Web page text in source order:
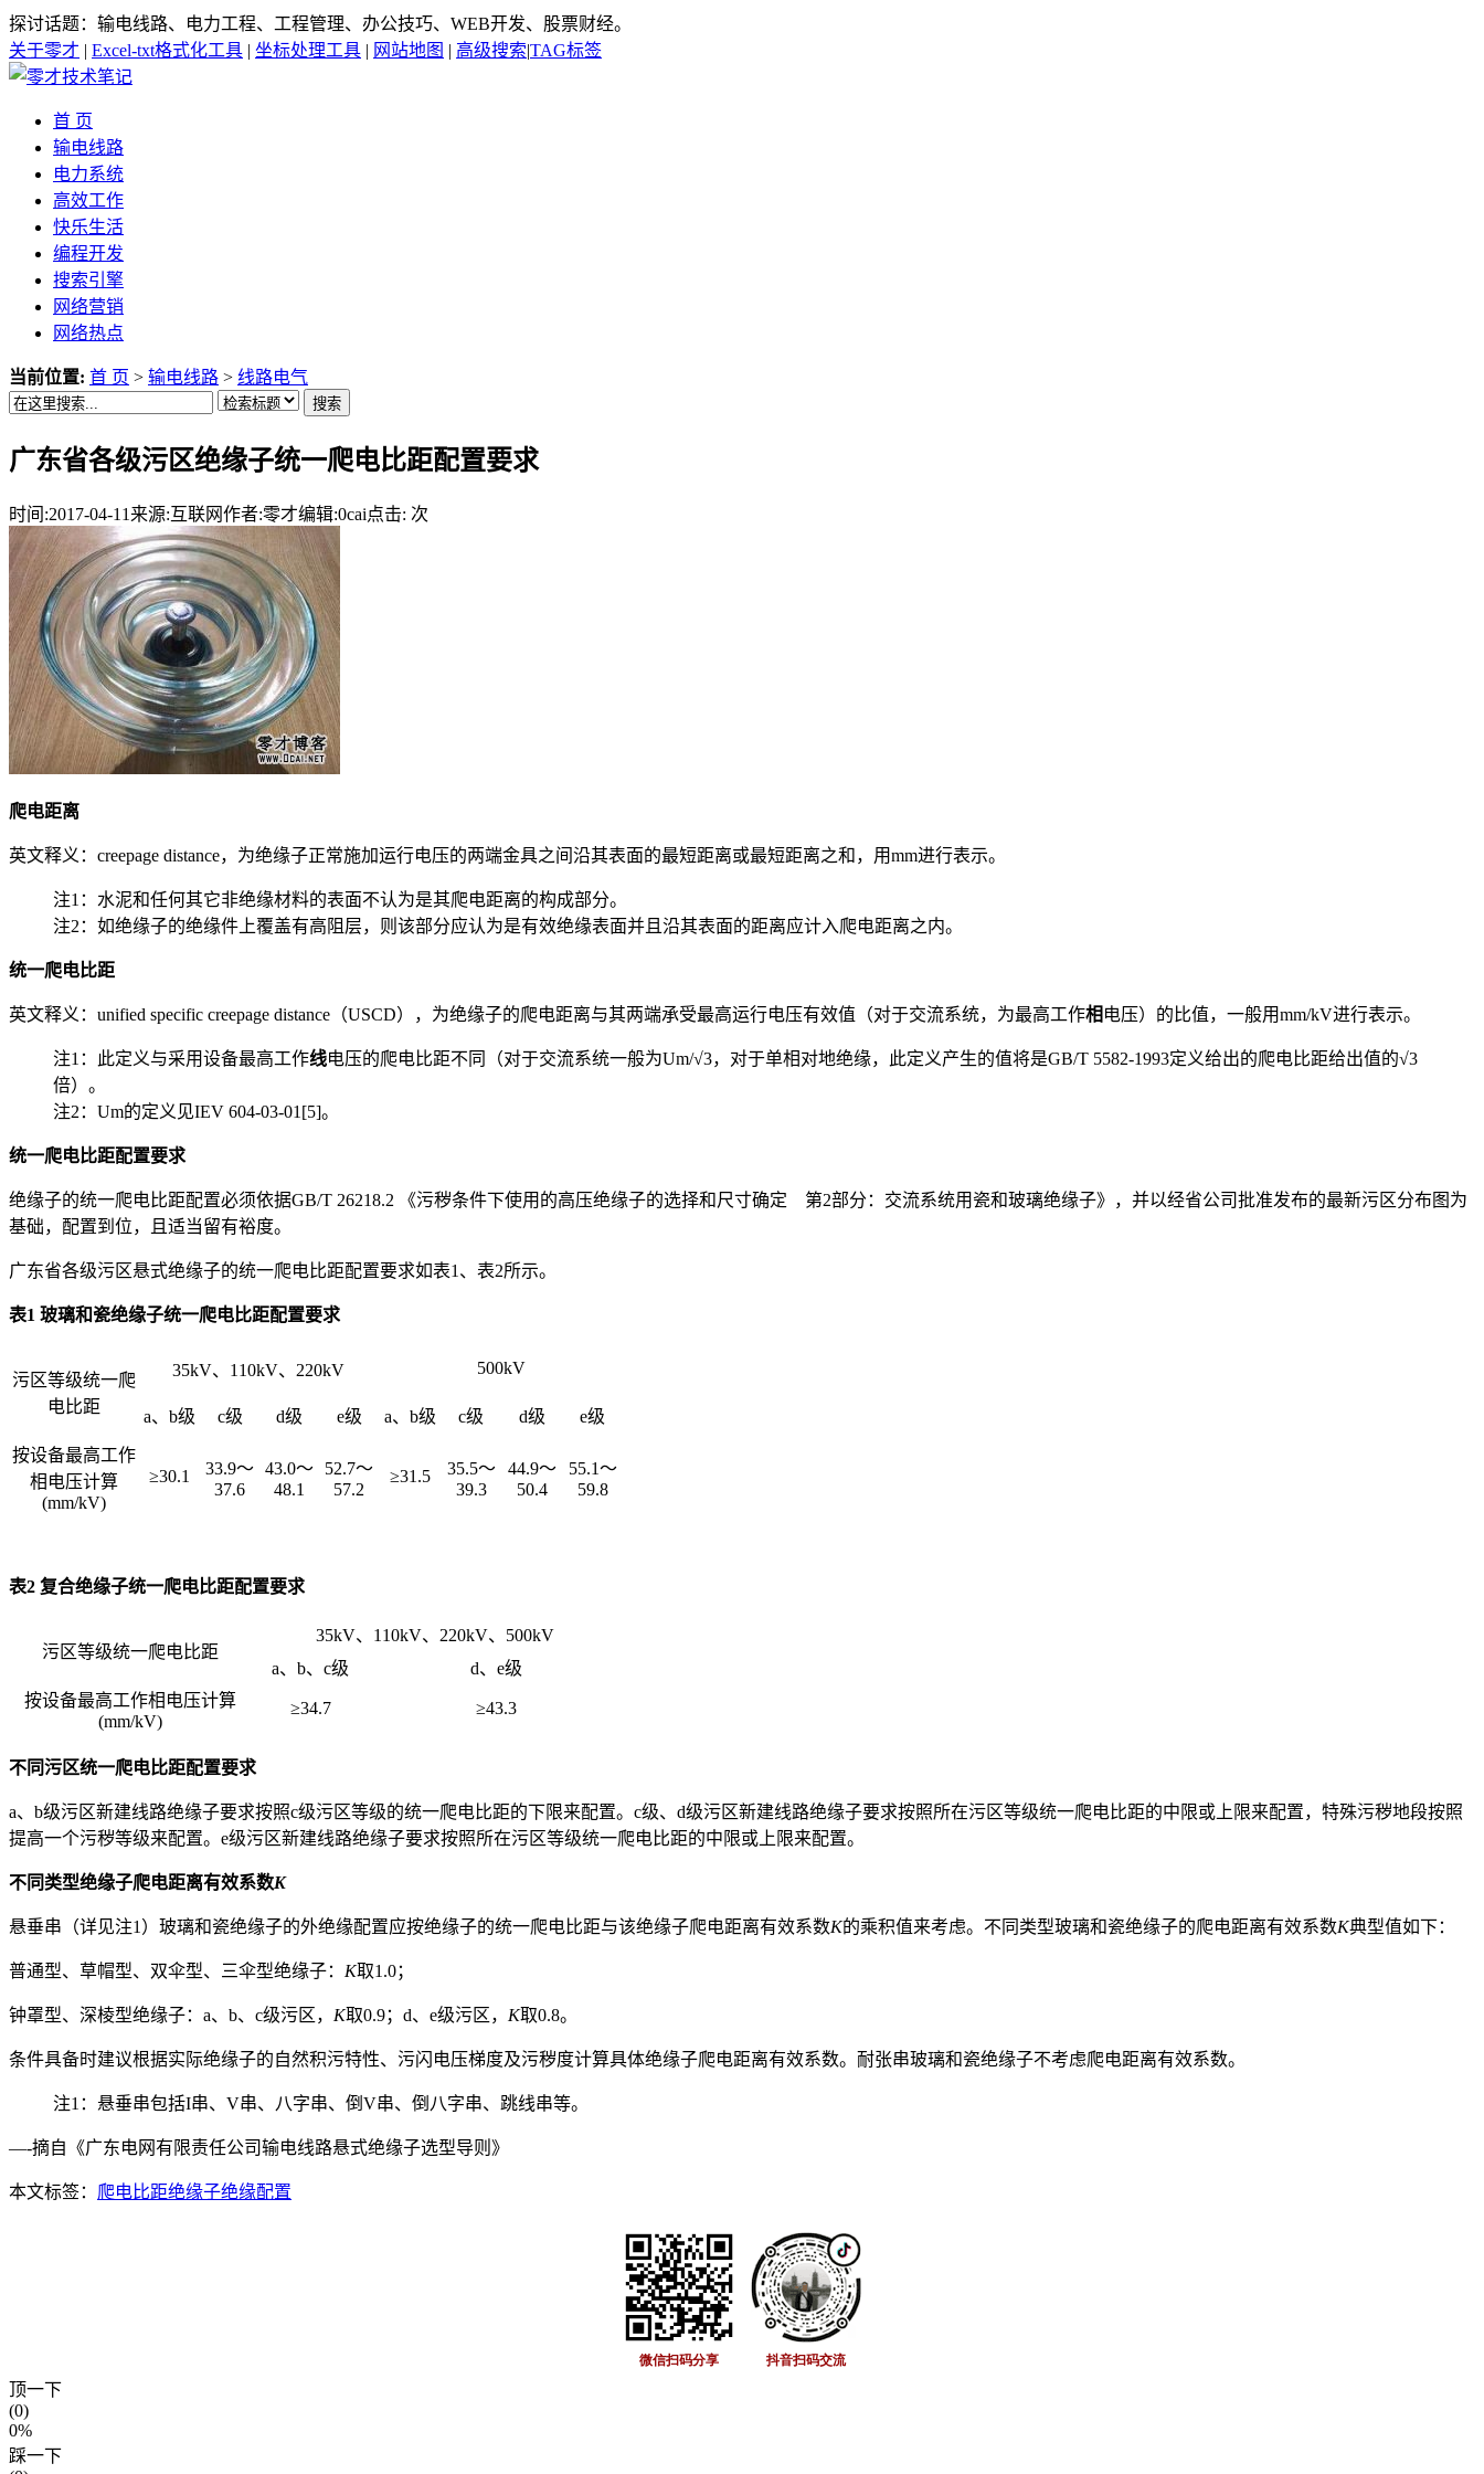
探讨话题：输电线路、电力工程、工程管理、办公技巧、WEB开发、股票财经。
关于零才 | Excel-txt格式化工具 | 坐标处理工具 | 网站地图 | 高级搜索|TAG标签
首 页
输电线路
电力系统
高效工作
快乐生活
编程开发
搜索引擎
网络营销
网络热点
当前位置: 首 页 > 输电线路 > 线路电气
搜索
广东省各级污区绝缘子统一爬电比距配置要求
时间:2017-04-11 来源:互联网作者:零才编辑:0cai点击: 次
爬电距离
英文释义：creepage distance，为绝缘子正常施加运行电压的两端金具之间沿其表面的最短距离或最短距离之和，用mm进行表示。
注1：水泥和任何其它非绝缘材料的表面不认为是其爬电距离的构成部分。
注2：如绝缘子的绝缘件上覆盖有高阻层，则该部分应认为是有效绝缘表面并且沿其表面的距离应计入爬电距离之内。
统一爬电比距
英文释义：unified specific creepage distance（USCD），为绝缘子的爬电距离与其两端承受最高运行电压有效值（对于交流系统，为最高工作相 电压）的比值，一般用mm/kV进行表示。
注1：此定义与采用设备最高工作线电压的爬电比距不同（对于交流系统一般为Um/√3，对于单相对地绝缘，此定义产生的值将是GB/T 5582-1993定义给出的爬电比距给出值的√3
倍）。
注2：Um的定义见IEV 604-03-01[5]。
统一爬电比距配置要求
绝缘子的统一爬电比距配置必须依据GB/T 26218.2 《污秽条件下使用的高压绝缘子的选择和尺寸确定 第2部分：交流系统用瓷和玻璃绝缘子》，并以经省公司批准发布的最新污区分布图为
基础，配置到位，且适当留有裕度。
广东省各级污区悬式绝缘子的统一爬电比距配置要求如表1、表2所示。
表1 玻璃和瓷绝缘子统一爬电比距配置要求
污区等级统一爬
电比距
35kV、110kV、220kV 500kV
a、b级 c级 d级 e级 a、b级 c级 d级 e级
按设备最高工作
相电压计算
(mm/kV)
≥30.1
33.9～
37.6
43.0～
48.1
52.7～
57.2
≥31.5
35.5～
39.3
44.9～
50.4
55.1～
59.8
表2 复合绝缘子统一爬电比距配置要求
污区等级统一爬电比距
35kV、110kV、220kV、500kV
a、b、c级
d、e级
按设备最高工作相电压计算
(mm/kV)
≥34.7 ≥43.3
不同污区统一爬电比距配置要求
a、b级污区新建线路绝缘子要求按照c级污区等级的统一爬电比距的下限来配置。c级、d级污区新建线路绝缘子要求按照所在污区等级统一爬电比距的中限或上限来配置，特殊污秽地段按照
提高一个污秽等级来配置。e级污区新建线路绝缘子要求按照所在污区等级统一爬电比距的中限或上限来配置。
不同类型绝缘子爬电距离有效系数K
悬垂串（详见注1）玻璃和瓷绝缘子的外绝缘配置应按绝缘子的统一爬电比距与该绝缘子爬电距离有效系数K的乘积值来考虑。不同类型玻璃和瓷绝缘子的爬电距离有效系数K典型值如下：
普通型、草帽型、双伞型、三伞型绝缘子： K取1.0；
钟罩型、深棱型绝缘子：a、b、c级污区， K取0.9；d、e级污区， K取0.8。
条件具备时建议根据实际绝缘子的自然积污特性、污闪电压梯度及污秽度计算具体绝缘子爬电距离有效系数。耐张串玻璃和瓷绝缘子不考虑爬电距离有效系数。
注1：悬垂串包括I串、V串、八字串、倒V串、倒八字串、跳线串等。
—-摘自《广东电网有限责任公司输电线路悬式绝缘子选型导则》
本文标签： 爬电比距绝缘子绝缘配置
顶一下
(0)
0%
踩一下